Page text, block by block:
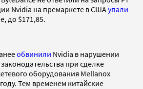
Nvidia на премаркете в СШАупали
до $171,85.
обвинили Nvidia в нарушении
при сделке
оборудования Mellanox
Тем временем китайские